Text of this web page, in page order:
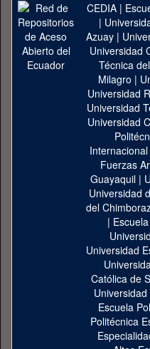
CEDIA|
|
Azuay|
Universidad
Técnica
Milagro |
Universidad
Universidad
Universidad
Fuerzas
Guayaquil|
Universidad
del
|
Universidad
Católica de
Escuela
Politécnica